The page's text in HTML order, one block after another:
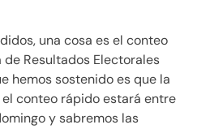
una cosa es el conteo
Resultados Electorales
hemos sostenido es que la
conteo rápido estará entre
y sabremos las